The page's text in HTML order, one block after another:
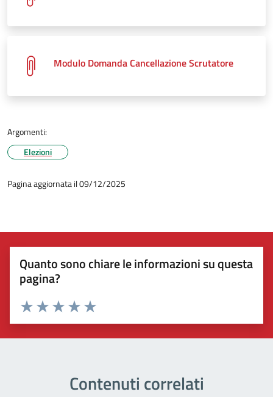
Modulo Domanda Cancellazione Scrutatore
Argomenti:
Elezioni
Pagina aggiornata il 09/12/2025
Quanto sono chiare le informazioni su questa
pagina?
Valuta 5 stelle su 5
Valuta 4 stelle su 5
Valuta 3 stelle su 5
Valuta 2 stelle su 5
Valuta 1 stelle su 5
Contenuti correlati